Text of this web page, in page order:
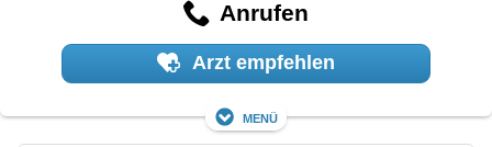
Anrufen
Arzt empfehlen
Menü